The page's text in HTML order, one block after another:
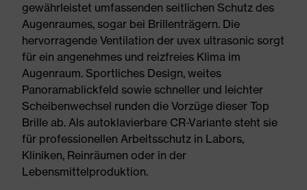
gewährleistet umfassenden seitlichen Schutz des
Augenraumes, sogar bei Brillenträgern. Die
hervorragende Ventilation der uvex ultrasonic sorgt
für ein angenehmes und reizfreies Klima im
Augenraum. Sportliches Design, weites
Panoramablickfeld sowie schneller und leichter
Scheibenwechsel runden die Vorzüge dieser Top
Brille ab. Als autoklavierbare CR-Variante steht sie
für professionellen Arbeitsschutz in Labors,
Kliniken, Reinräumen oder in der
Lebensmittelproduktion.